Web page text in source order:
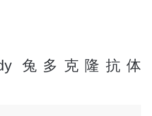
兔多克隆抗体